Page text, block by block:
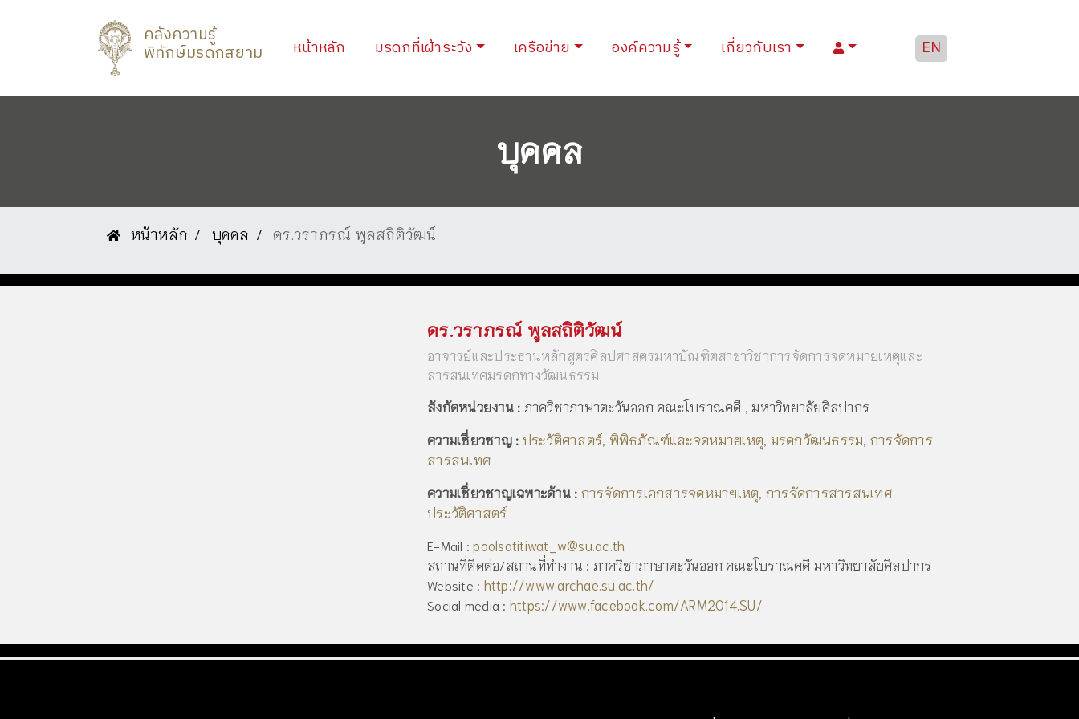
คลังความรู้
พิทักษ์มรดกสยาม หน้าหลัก (current)
มรดกที่เฝ้าระวัง เครือข่าย องค์ความรู้ เกี่ยวกับเรา EN
บุคคล
หน้าหลัก บุคคล ดร.วราภรณ์ พูลสถิติวัฒน์
ดร.วราภรณ์ พูลสถิติวัฒน์
อาจารย์และประธานหลักสูตรศิลปศาสตรมหาบัณฑิตสาขาวิชาการจัดการจดหมายเหตุและ
สารสนเทศมรดกทางวัฒนธรรม
สังกัดหน่วยงาน : ภาควิชาภาษาตะวันออก คณะโบราณคดี , มหาวิทยาลัยศิลปากร
ความเชี่ยวชาญ : ประวัติศาสตร์ พิพิธภัณฑ์และจดหมายเหตุ มรดกวัฒนธรรม การจัดการ
สารสนเทศ
ความเชี่ยวชาญเฉพาะด้าน : การจัดการเอกสารจดหมายเหตุ การจัดการสารสนเทศ
ประวัติศาสตร์
E-Mail :poolsatitiwat_w@su.ac.th
สถานที่ติดต่อ/สถานที่ทำงาน : ภาควิชาภาษาตะวันออก คณะโบราณคดี มหาวิทยาลัยศิลปากร
Website : http://www.archae.su.ac.th/
Social media : https://www.facebook.com/ARM2014.SU/